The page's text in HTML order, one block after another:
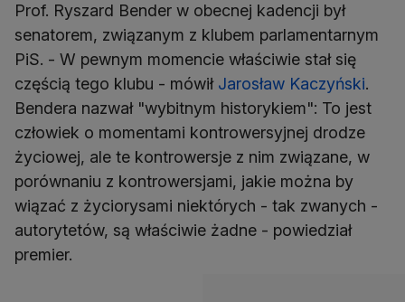
Prof. Ryszard Bender w obecnej kadencji był
senatorem, związanym z klubem parlamentarnym
PiS. - W pewnym momencie właściwie stał się
częścią tego klubu - mówił Jarosław Kaczyński.
Bendera nazwał "wybitnym historykiem": To jest
człowiek o momentami kontrowersyjnej drodze
życiowej, ale te kontrowersje z nim związane, w
porównaniu z kontrowersjami, jakie można by
wiązać z życiorysami niektórych - tak zwanych -
autorytetów, są właściwie żadne - powiedział
premier.